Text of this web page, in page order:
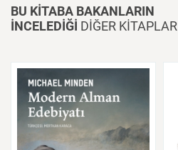
BU KİTABA BAKANLARIN
İNCELEDİĞİ DİĞER KİTAPLAR